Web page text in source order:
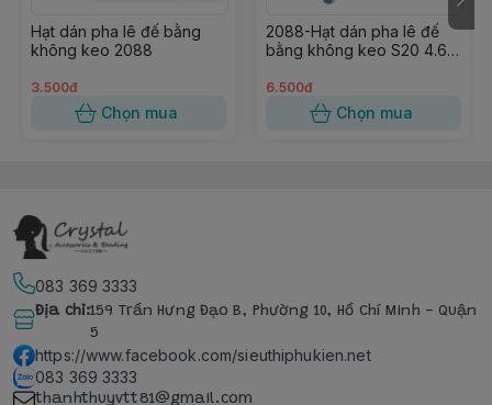
Hạt dán pha lê đế bằng
không keo 2088
3.500đ
Chọn mua
2088-Hạt dán pha lê đế
bằng không keo S20 4.6-
6.500đ
Chọn mua
083 369 3333
Địa chỉ:159 Trần Hưng Đạo B, Phường 10, Hồ Chí Minh - Quận
5
https://www.facebook.com/sieuthiphukien.net
083 369 3333
thanhthuyvtt81@gmail.com